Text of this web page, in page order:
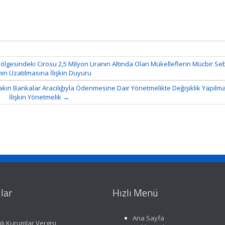
Cirosu 2,5 Milyon Liranın Altında Olan Mükelleflerin Mücbir
Uzatılmasına İlişkin Duyuru
Bankalar Aracılığıyla Ödenmesine Dair Yönetmelikte Değişiklik
İlişkin Yönetmelik →
Kurumlar Vergisi
Hızlı Menü
Ana Sayfa